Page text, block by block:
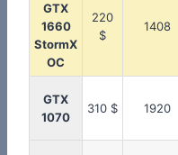
GTX
1660
StormX
OC
220
$
1408
GTX
1070
310 $ 1920